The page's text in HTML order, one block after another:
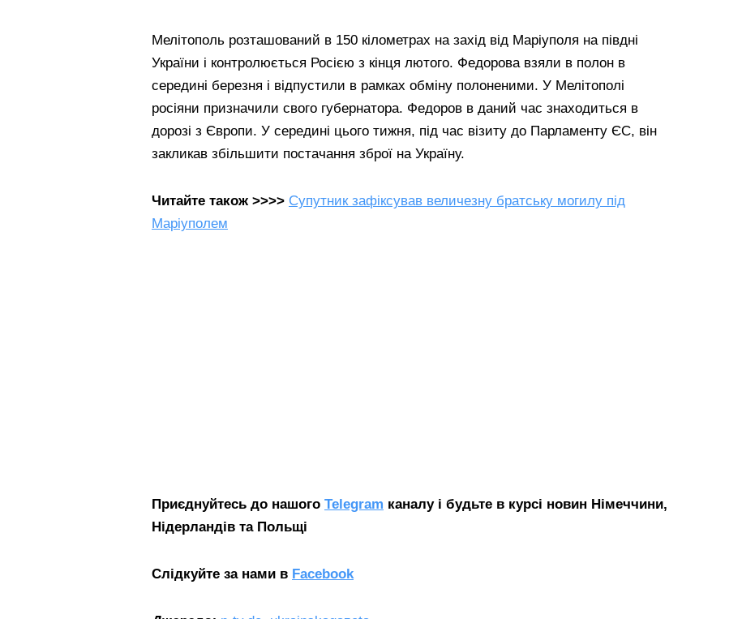
Мелітополь розташований в 150 кілометрах на захід від Маріуполя на півдні
України і контролюється Росією з кінця лютого. Федорова взяли в полон в
середині березня і відпустили в рамках обміну полоненими. У Мелітополі
росіяни призначили свого губернатора. Федоров в даний час знаходиться в
дорозі з Європи. У середині цього тижня, під час візиту до Парламенту ЄС, він
закликав збільшити постачання зброї на Україну.
Читайте також >>>> Супутник зафіксував величезну братську могилу під
Маріуполем
Приєднуйтесь до нашого Telegram каналу і будьте в курсі новин Німеччини,
Нідерландів таПольщі
Слідкуйте за нами в Facebook